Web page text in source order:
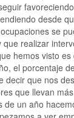
favoreciendo
desde
se
que realizar
hemos visto
el porcentaje
decir que nos
que llevan
de un año